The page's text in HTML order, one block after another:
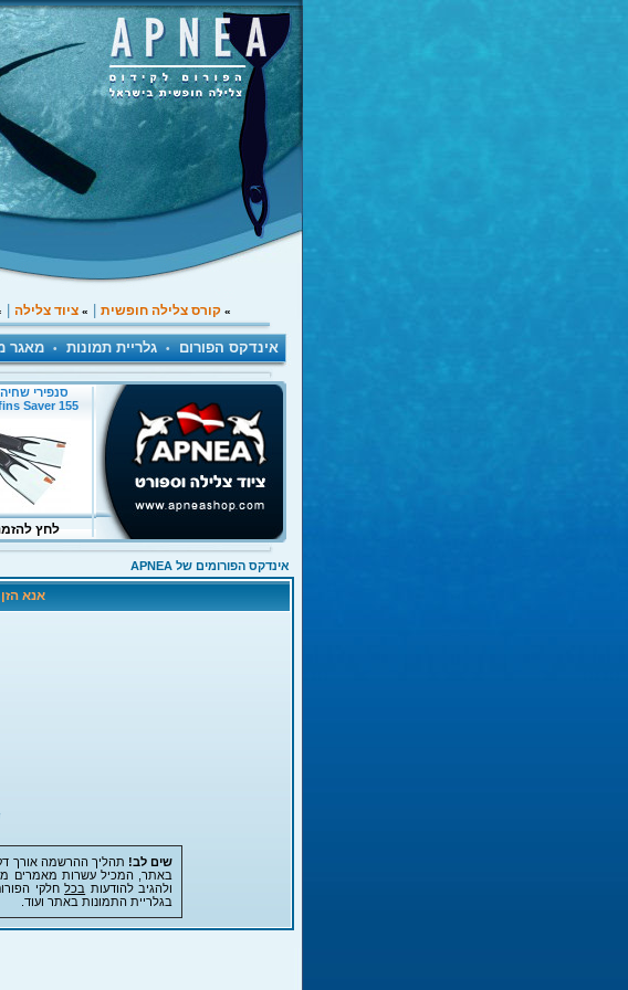
» קורס צלילה חופשית » ציוד צלילה
אינדקס הפורום • גלריית תמונות • מאגר
אינדקס הפורומים של APNEA
אנא
שים לב! תהליך ההרשמה אורך
באתר, המכיל עשרות מאמרים
ולהגיב להודעות בכלחלקי
בגלריית התמונות באתר ועוד.